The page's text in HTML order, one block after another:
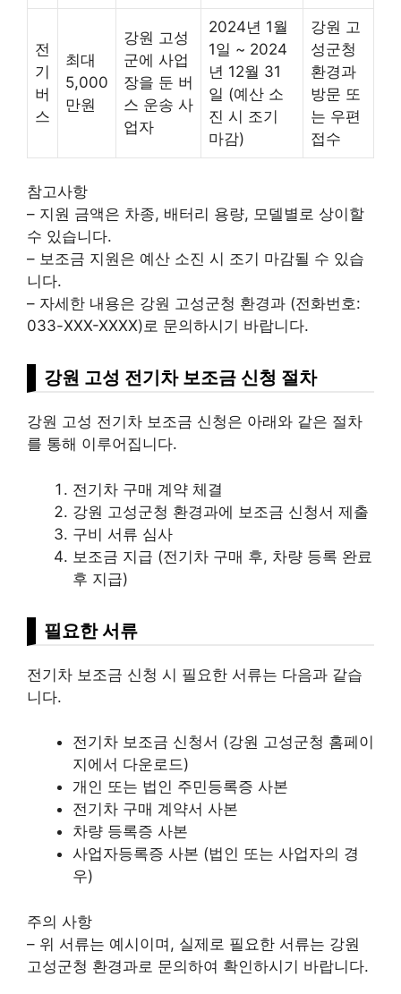
전
기
버
스
최대
5,000
만원
강원 고성
군에 사업
장을 둔 버
스 운송 사
업자
2024년 1월
1일 ~ 2024
년 12월 31
일 (예산 소
진 시 조기
마감)
강원 고
성군청
환경과
방문 또
는 우편
접수
참고사항
– 지원 금액은 차종, 배터리 용량, 모델별로 상이할
수 있습니다.
– 보조금 지원은 예산 소진 시 조기 마감될 수 있습
니다.
– 자세한 내용은 강원 고성군청 환경과 (전화번호:
033-XXX-XXXX)로 문의하시기 바랍니다.
강원 고성 전기차 보조금 신청 절차
강원 고성 전기차 보조금 신청은 아래와 같은 절차
를 통해 이루어집니다.
전기차 구매 계약 체결
강원 고성군청 환경과에 보조금 신청서 제출
구비 서류 심사
보조금 지급 (전기차 구매 후, 차량 등록 완료
후 지급)
필요한 서류
전기차 보조금 신청 시 필요한 서류는 다음과 같습
니다.
전기차 보조금 신청서 (강원 고성군청 홈페이
지에서 다운로드)
개인 또는 법인 주민등록증 사본
전기차 구매 계약서 사본
차량 등록증 사본
사업자등록증 사본 (법인 또는 사업자의 경
우)
주의 사항
– 위 서류는 예시이며, 실제로 필요한 서류는 강원
고성군청 환경과로 문의하여 확인하시기 바랍니다.